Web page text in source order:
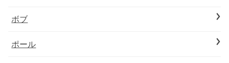
ボブ
ポール